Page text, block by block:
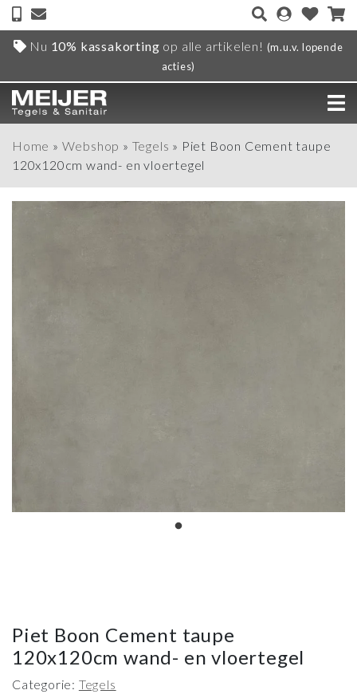
Nu 10% kassakorting op alle artikelen! (m.u.v. lopende
acties)
Home » Webshop » Tegels » Piet Boon Cement taupe
120x120cm wand- en vloertegel
Piet Boon Cement taupe
120x120cm wand- en vloertegel
Categorie: Tegels